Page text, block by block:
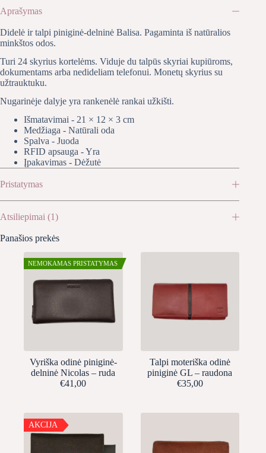
Aprašymas
Didelė ir talpi piniginė-delninė Balisa. Pagaminta iš natūralios
minkštos odos.
Turi 24 skyrius kortelėms. Viduje du talpūs skyriai kupiūroms,
dokumentams arba nedideliam telefonui. Monetų skyrius su
užtrauktuku.
Nugarinėje dalyje yra rankenėlė rankai užkišti.
Išmatavimai - 21 × 12 × 3 cm
Medžiaga - Natūrali oda
Spalva - Juoda
RFID apsauga - Yra
Įpakavimas - Dėžutė
Pristatymas
Atsiliepimai (1)
Panašios prekės
NEMOKAMAS PRISTATYMAS
Vyriška odinė piniginė-
delninė Nicolas – ruda
€41,00
Talpi moteriška odinė
piniginė GL – raudona
€35,00
AKCIJA